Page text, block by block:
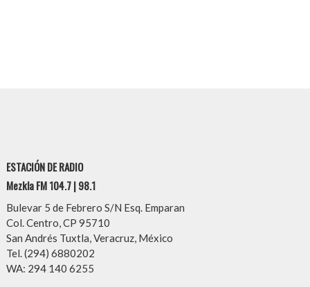
ESTACIÓN DE RADIO
Mezkla FM 104.7 | 98.1
Bulevar 5 de Febrero S/N Esq. Emparan
Col. Centro, CP 95710
San Andrés Tuxtla, Veracruz, México
Tel. (294) 6880202
WA: 294 140 6255